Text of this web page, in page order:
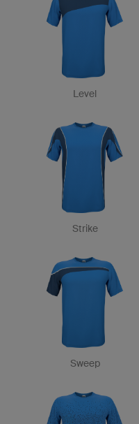
Level
Strike
Sweep